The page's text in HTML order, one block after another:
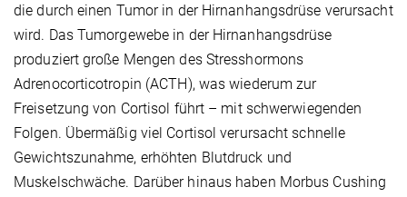
die durch einen Tumor in der Hirnanhangsdrüse verursacht
wird. Das Tumorgewebe in der Hirnanhangsdrüse
produziert große Mengen des Stresshormons
Adrenocorticotropin (ACTH), was wiederum zur
Freisetzung von Cortisol führt – mit schwerwiegenden
Folgen. Übermäßig viel Cortisol verursacht schnelle
Gewichtszunahme, erhöhten Blutdruck und
Muskelschwäche. Darüber hinaus haben Morbus Cushing